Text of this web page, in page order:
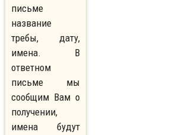
письме
название
требы, дату,
имена. В
ответном
письме мы
сообщим Вам о
получении,
имена будут